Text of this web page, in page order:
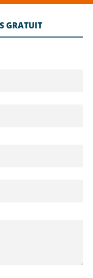
GRATUIT